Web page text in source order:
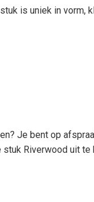
is uniek in vorm,
Je bent op
stuk Riverwood uit te